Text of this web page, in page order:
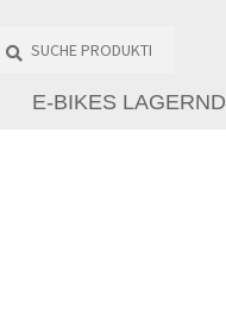
E-BIKES LAGERND